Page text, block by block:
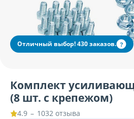
Отличный выбор! 430 заказов. ?
Комплект
(8 шт. с крепежом)
4.9 – 1032 отзыва